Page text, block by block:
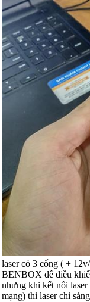
laser có 3 cổng ( +
BENBOX để điều
nhưng khi kết nối
mạng) thì laser chỉ